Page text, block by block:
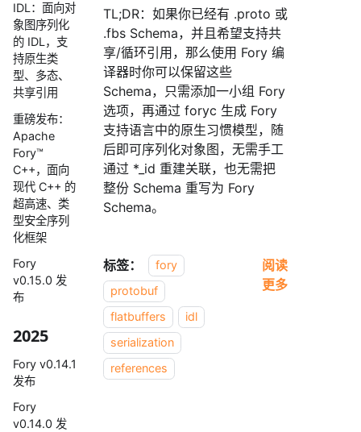
IDL：面向对
象图序列化
的 IDL，支
持原生类
型、多态、
共享引用
重磅发布：
Apache
Fory™
C++，面向
现代 C++ 的
超高速、类
型安全序列
化框架
Fory
v0.15.0 发
布
2025
Fory v0.14.1
发布
Fory
v0.14.0 发
TL;DR：如果你已经有 .proto 或
.fbs Schema，并且希望支持共
享/循环引用，那么使用 Fory 编
译器时你可以保留这些
Schema，只需添加一小组 Fory
选项，再通过 foryc 生成 Fory
支持语言中的原生习惯模型，随
后即可序列化对象图，无需手工
通过 *_id 重建关联，也无需把
整份 Schema 重写为 Fory
Schema。
标签：
fory
protobuf
flatbuffers
idl
serialization
references
阅读
更多